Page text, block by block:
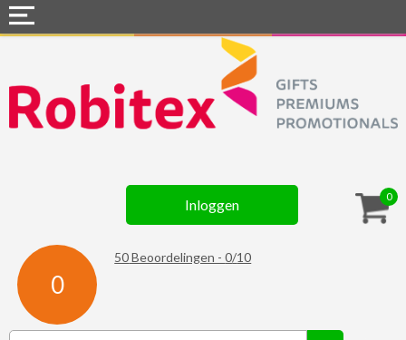
0
Inloggen
0
50Beoordelingen -0/10
Webshops
Snel naar »
Assortiment
Contact
☆ Prijsknallers ☆